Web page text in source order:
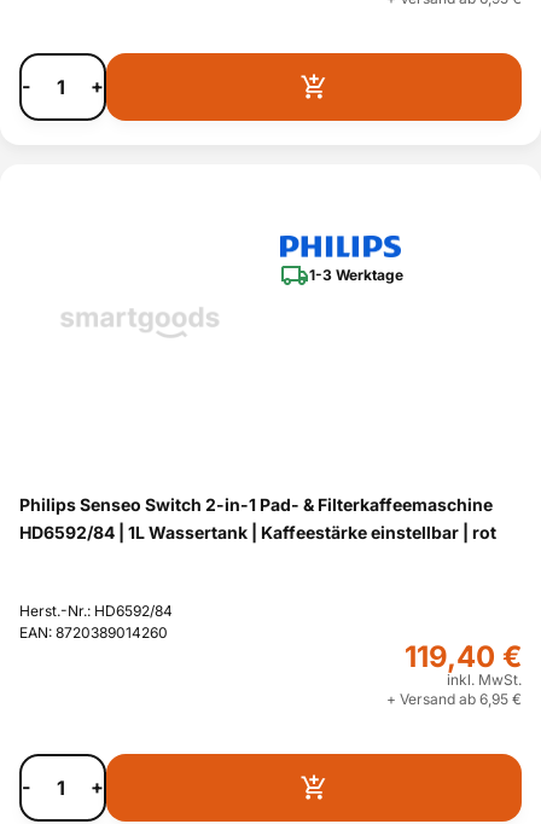
- +
1-3 Werktage
Philips Senseo Switch 2-in-1 Pad- & Filterkaffeemaschine
HD6592/84 | 1L Wassertank | Kaffeestärke einstellbar | rot
Herst.-Nr.: HD6592/84
EAN: 8720389014260
119,40 €
inkl. MwSt.
+ Versand ab 6,95 €
- +